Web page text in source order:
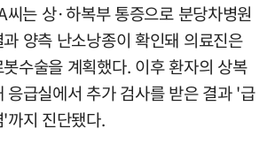
는 상·하복부 통증으로 분당차병원
양측 난소낭종이 확인돼 의료진은
수술을 계획했다. 이후 환자의 상복
응급실에서 추가 검사를 받은 결과 '급
까지 진단됐다.